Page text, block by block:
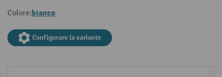
Colore:bianco
Configurare la variante